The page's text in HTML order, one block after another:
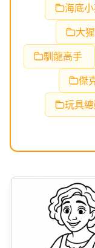
海底
大
馴龍高手
傑
玩具